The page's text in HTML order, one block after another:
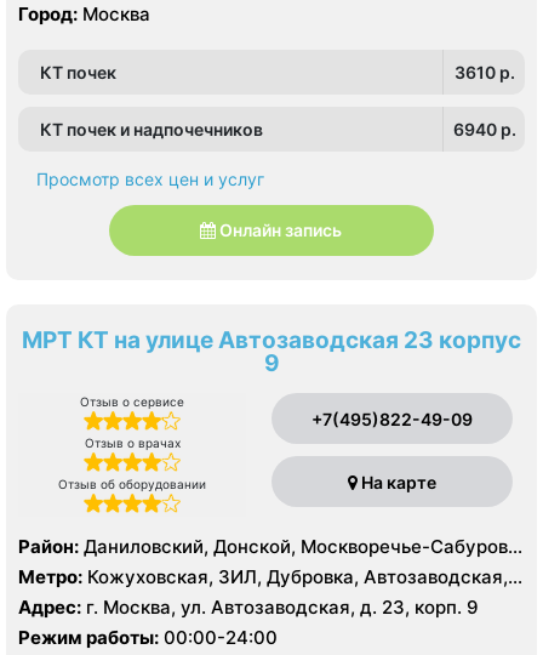
Город: Москва
КТ почек 3610 p.
КТ почек и надпочечников 6940 p.
Просмотр всех цен и услуг
Онлайн запись
МРТ КТ на улице Автозаводская 23 корпус
9
Отзыв о сервисе
Отзыв о врачах
Отзыв об оборудовании
+7(495)822-49-09
На карте
Район: Даниловский, Донской, Москворечье-Сабурово,
Нагатино-Садовники, Нагатинский Затон, Нагорный
Метро: Кожуховская, ЗИЛ, Дубровка, Автозаводская,
Нагатинская, Технопарк, Тульская, Угрешская
Адрес: г. Москва, ул. Автозаводская, д. 23, корп. 9
Режим работы: 00:00-24:00